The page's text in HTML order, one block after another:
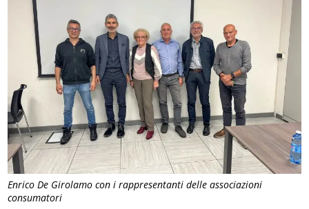
Enrico De Girolamo con i rappresentanti delle associazioni
consumatori